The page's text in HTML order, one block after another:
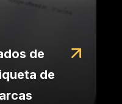
de
de